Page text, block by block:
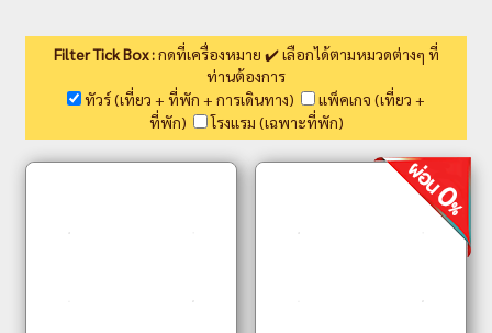
Filter Tick Box :กดที่เครื่องหมาย ✔️ เลือกได้ตามหมวดต่างๆ ที่
ท่านต้องการ
ทัวร์ (เที่ยว + ที่พัก + การเดินทาง)
แพ็คเกจ (เที่ยว +
ที่พัก)
โรงแรม (เฉพาะที่พัก)